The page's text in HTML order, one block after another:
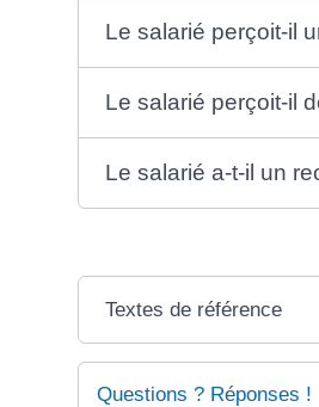
Le salarié perçoit-il
Le salarié perçoit-il
Le salarié a-t-il un
Textes de référence
Questions ? Réponses !